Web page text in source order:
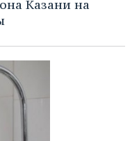
Казани на